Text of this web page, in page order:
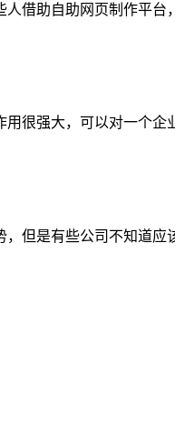
借助自助网页制作平台
很强大，可以对一个企
但是有些公司不知道应